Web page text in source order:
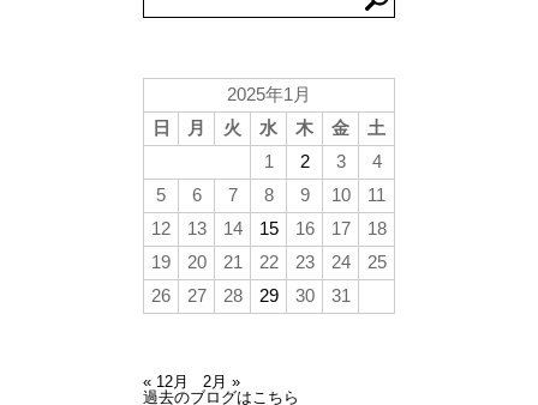
2025年1月
日
月 火 水 木 金
土
1
2 3
4
5
6 7 8 9 10
11
12
13 14 15 16 17
18
19
20 21 22 23 24
25
26
27 28 29 30 31
« 12月
2月 »
過去のブログはこちら